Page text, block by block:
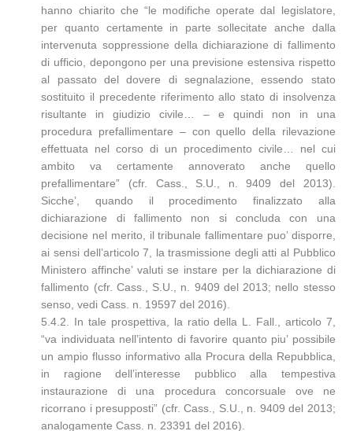
hanno chiarito che “le modifiche operate dal legislatore,
per quanto certamente in parte sollecitate anche dalla
intervenuta soppressione della dichiarazione di fallimento
di ufficio, depongono per una previsione estensiva rispetto
al passato del dovere di segnalazione, essendo stato
sostituito il precedente riferimento allo stato di insolvenza
risultante in giudizio civile… – e quindi non in una
procedura prefallimentare – con quello della rilevazione
effettuata nel corso di un procedimento civile… nel cui
ambito va certamente annoverato anche quello
prefallimentare” (cfr. Cass., S.U., n. 9409 del 2013).
Sicche’, quando il procedimento finalizzato alla
dichiarazione di fallimento non si concluda con una
decisione nel merito, il tribunale fallimentare puo’ disporre,
ai sensi dell’articolo 7, la trasmissione degli atti al Pubblico
Ministero affinche’ valuti se instare per la dichiarazione di
fallimento (cfr. Cass., S.U., n. 9409 del 2013; nello stesso
senso, vedi Cass. n. 19597 del 2016).
5.4.2. In tale prospettiva, la ratio della L. Fall., articolo 7,
“va individuata nell’intento di favorire quanto piu’ possibile
un ampio flusso informativo alla Procura della Repubblica,
in ragione dell’interesse pubblico alla tempestiva
instaurazione di una procedura concorsuale ove ne
ricorrano i presupposti” (cfr. Cass., S.U., n. 9409 del 2013;
analogamente Cass. n. 23391 del 2016).